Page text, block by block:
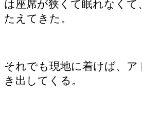
は座席が狭くて眠れなくて
たえてきた。
それでも現地に着けば、
き出してくる。